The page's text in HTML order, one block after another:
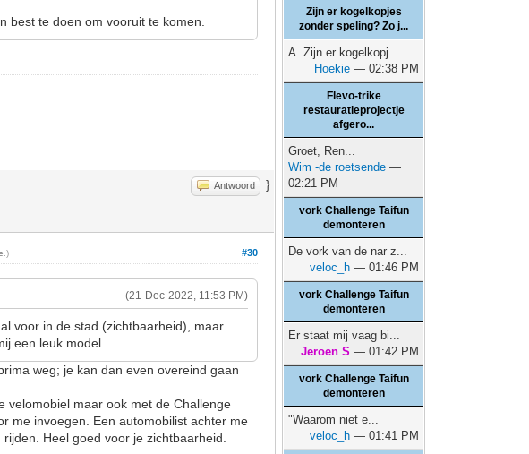
best te doen om vooruit te komen.
Antwoord }
#30
.)
(21-Dec-2022, 11:53 PM)
voor in de stad (zichtbaarheid), maar
een leuk model.
weg; je kan dan even overeind gaan
velomobiel maar ook met de Challenge
me invoegen. Een automobilist achter me
Heel goed voor je zichtbaarheid.
Zijn er kogelkopjes
zonder speling? Zo j...
A. Zijn er kogelkopj...
Hoekie — 02:38 PM
Flevo-trike
restauratieprojectje
afgero...
Groet, Ren...
Wim -de roetsende —
02:21 PM
vork Challenge Taifun
demonteren
De vork van de nar z...
veloc_h — 01:46 PM
vork Challenge Taifun
demonteren
Er staat mij vaag bi...
Jeroen S — 01:42 PM
vork Challenge Taifun
demonteren
"Waarom niet e...
veloc_h — 01:41 PM